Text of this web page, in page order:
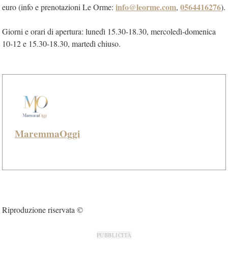
euro (info e prenotazioni Le Orme: info@leorme.com, 0564416276).
Giorni e orari di apertura: lunedì 15.30-18.30, mercoledì-domenica
10-12 e 15.30-18.30, martedì chiuso.
MaremmaOggi
Riproduzione riservata ©
PUBBLICITÀ